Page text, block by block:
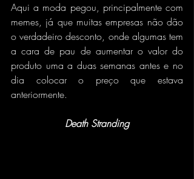
Aqui a moda pegou, principalmente com
memes, já que muitas empresas não dão
o verdadeiro desconto, onde algumas tem
a cara de pau de aumentar o valor do
produto uma a duas semanas antes e no
dia colocar o preço que estava
anteriormente.
Death Stranding